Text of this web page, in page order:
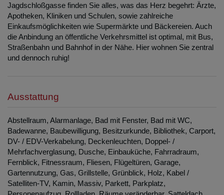
Jagdschloßgasse finden Sie alles, was das Herz begehrt: Ärzte,
Apotheken, Kliniken und Schulen, sowie zahlreiche
Einkaufsmöglichkeiten wie Supermärkte und Bäckereien. Auch
die Anbindung an öffentliche Verkehrsmittel ist optimal, mit Bus,
Straßenbahn und Bahnhof in der Nähe. Hier wohnen Sie zentral
und dennoch ruhig!
Ausstattung
Abstellraum Alarmanlage Bad mit Fenster Bad mit WC
Badewanne Baubewilligung Besitzurkunde Bibliothek Carport
DV- / EDV-Verkabelung Deckenleuchten Doppel- /
Mehrfachverglasung Dusche Einbauküche Fahrradraum
Fernblick Fitnessraum Fliesen Flügeltüren Garage
Gartennutzung Gas Grillstelle Grünblick Holz Kabel /
Satelliten-TV Kamin Massiv Parkett Parkplatz